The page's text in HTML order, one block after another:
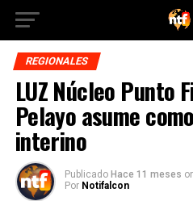
REGIONALES
LUZ Núcleo Punto
Pelayo asume
interino
Publicado Hace 11 meses
Por Notifalcon